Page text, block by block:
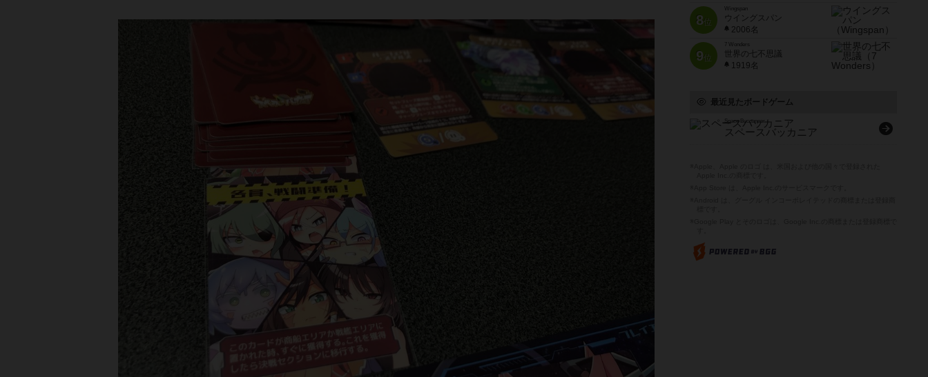
8位
Wingspan
ウイングスパン
2006名
9位
7 Wonders
世界の七不思議
1919名
最近見たボードゲーム
Space Buccaneer
スペースバッカニア